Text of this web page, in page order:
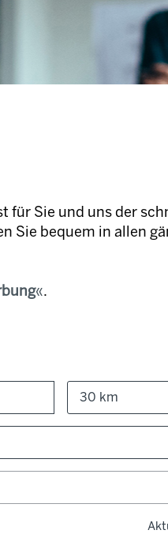
für Sie und uns der
Sie bequem in allen
.
30 km